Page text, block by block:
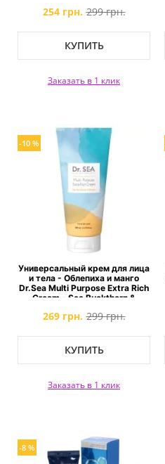
254 грн. 299 грн.
КУПИТЬ
Заказать в 1 клик
-10 %
Универсальный крем для лица
и тела - Облепиха и манго
Dr.Sea Multi Purpose Extra Rich
Cream - Sea Buckthorn &
269 грн. 299 грн.
КУПИТЬ
Заказать в 1 клик
-8 %